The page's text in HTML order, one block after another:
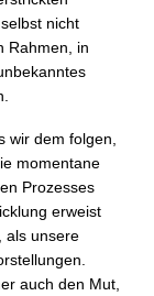
nicht
Rahmen, in
wir dem folgen,
momentane
Prozesses
erweist
als unsere
auch den Mut,